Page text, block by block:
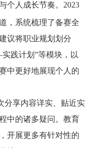
个人成长节奏。 2023
，系统梳理了备赛全
议将职业规划划分
践计划”等模块，以
中更好地展现个人的
分享内容详实、贴近实
中的诸多疑问。教育
开展更多有针对性的